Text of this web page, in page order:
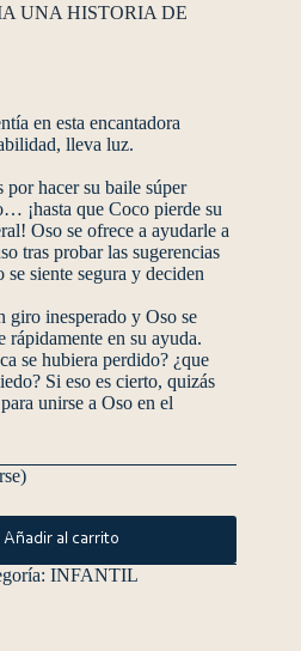
UNA HISTORIA DE
en esta encantadora
lleva luz.
hacer su baile súper
¡hasta que Coco pierde su
Oso se ofrece a ayudarle a
tras probar las sugerencias
siente segura y deciden
giro inesperado y Oso se
rápidamente en su ayuda.
se hubiera perdido? ¿que
Si eso es cierto, quizás
unirse a Oso en el
Añadir al carrito
INFANTIL